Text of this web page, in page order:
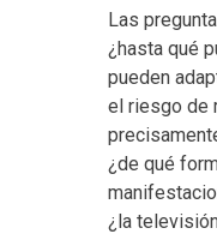
Las
¿hasta qué
pueden
el riesgo de
¿de qué
¿la